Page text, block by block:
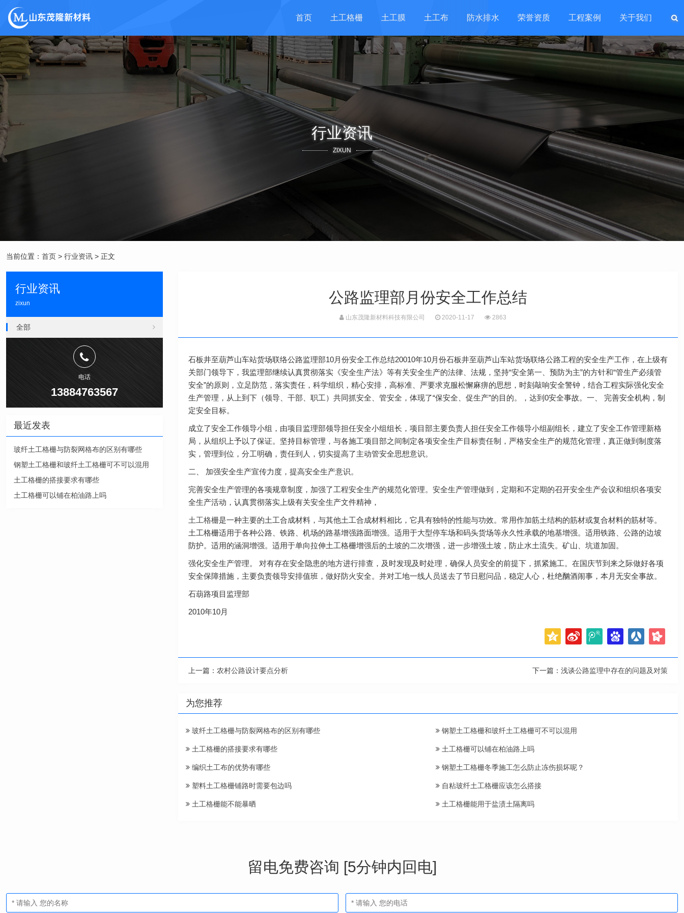
首页 土工格栅 土工膜 土工布 防水排水 荣誉资质 工程案例 关于我们
行业资讯
ZIXUN
当前位置： 首页 > 行业资讯 > 正文
公路监理部月份安全工作总结
山东茂隆新材料科技有限公司 2020-11-17 2863
石板井至葫芦山车站货场联络公路监理部10月份安全工作总结20010年10月份石板井至葫芦山车站货场联络公路工程的安全生产工作，在上级有
关部门领导下，我监理部继续认真贯彻落实《安全生产法》等有关安全生产的法律、法规，坚持“安全第一、预防为主”的方针和“管生产必须管
安全”的原则，立足防范，落实责任，科学组织，精心安排，高标准、严要求克服松懈麻痹的思想，时刻敲响安全警钟，结合工程实际强化安全
生产管理，从上到下（领导、干部、职工）共同抓安全、管安全，体现了“保安全、促生产”的目的。，达到0安全事故。一、 完善安全机构，制
定安全目标。
成立了安全工作领导小组，由项目监理部领导担任安全小组组长，项目部主要负责人担任安全工作领导小组副组长，建立了安全工作管理新格
局，从组织上予以了保证。坚持目标管理，与各施工项目部之间制定各项安全生产目标责任制，严格安全生产的规范化管理，真正做到制度落
实，管理到位，分工明确，责任到人，切实提高了主动管安全思想意识。
二、 加强安全生产宣传力度，提高安全生产意识。
完善安全生产管理的各项规章制度，加强了工程安全生产的规范化管理。安全生产管理做到，定期和不定期的召开安全生产会议和组织各项安
全生产活动，认真贯彻落实上级有关安全生产文件精神，
土工格栅是一种主要的土工合成材料，与其他土工合成材料相比，它具有独特的性能与功效。常用作加筋土结构的筋材或复合材料的筋材等。
土工格栅适用于各种公路、铁路、机场的路基增强路面增强。适用于大型停车场和码头货场等永久性承载的地基增强。适用铁路、公路的边坡
防护。适用的涵洞增强。适用于单向拉伸土工格栅增强后的土坡的二次增强，进一步增强土坡，防止水土流失。矿山、坑道加固。
强化安全生产管理。 对有存在安全隐患的地方进行排查，及时发现及时处理，确保人员安全的前提下，抓紧施工。在国庆节到来之际做好各项
安全保障措施，主要负责领导安排值班，做好防火安全。并对工地一线人员送去了节日慰问品，稳定人心，杜绝酗酒闹事，本月无安全事故。
石葫路项目监理部
2010年10月
上一篇： 农村公路设计要点分析 下一篇： 浅谈公路监理中存在的问题及对策
为您推荐
玻纤土工格栅与防裂网格布的区别有哪些 钢塑土工格栅和玻纤土工格栅可不可以混用
土工格栅的搭接要求有哪些 土工格栅可以铺在柏油路上吗
编织土工布的优势有哪些 钢塑土工格栅冬季施工怎么防止冻伤损坏呢？
塑料土工格栅铺路时需要包边吗 自粘玻纤土工格栅应该怎么搭接
土工格栅能不能暴晒 土工格栅能用于盐渍土隔离吗
行业资讯
zixun
全部
电话
13884763567
最近发表
玻纤土工格栅与防裂网格布的区别有哪些
钢塑土工格栅和玻纤土工格栅可不可以混用
土工格栅的搭接要求有哪些
土工格栅可以铺在柏油路上吗
留电免费咨询 [5分钟内回电]